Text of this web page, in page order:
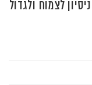
לצמוח ולגדול